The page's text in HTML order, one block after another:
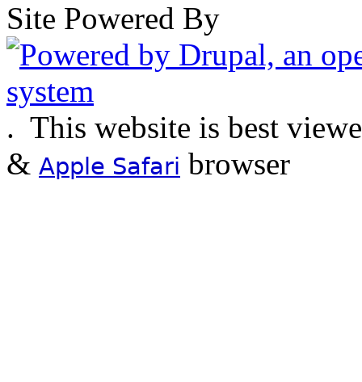
Site Powered By
. This website is best
& Apple Safari browser